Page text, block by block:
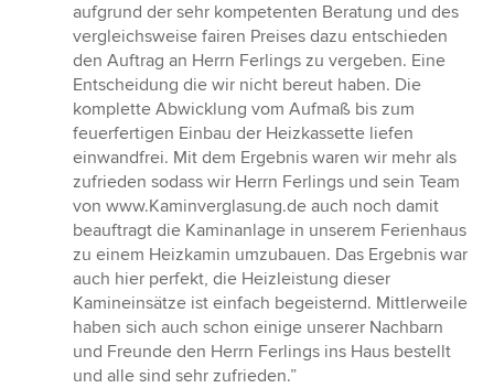
5
Sternen
aufgrund der sehr kompetenten Beratung und des
vergleichsweise fairen Preises dazu entschieden
den Auftrag an Herrn Ferlings zu vergeben. Eine
Entscheidung die wir nicht bereut haben. Die
komplette Abwicklung vom Aufmaß bis zum
feuerfertigen Einbau der Heizkassette liefen
einwandfrei. Mit dem Ergebnis waren wir mehr als
zufrieden sodass wir Herrn Ferlings und sein Team
von www.Kaminverglasung.de auch noch damit
beauftragt die Kaminanlage in unserem Ferienhaus
zu einem Heizkamin umzubauen. Das Ergebnis war
auch hier perfekt, die Heizleistung dieser
Kamineinsätze ist einfach begeisternd. Mittlerweile
haben sich auch schon einige unserer Nachbarn
und Freunde den Herrn Ferlings ins Haus bestellt
und alle sind sehr zufrieden.”